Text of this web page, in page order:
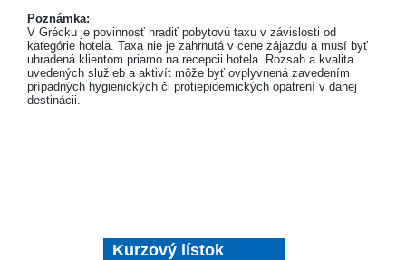
Poznámka:
V Grécku je povinnosť hradiť pobytovú taxu v závislosti od
kategórie hotela. Taxa nie je zahrnutá v cene zájazdu a musí byť
uhradená klientom priamo na recepcii hotela. Rozsah a kvalita
uvedených služieb a aktivít môže byť ovplyvnená zavedením
prípadných hygienických či protiepidemických opatrení v danej
destinácii.
Kurzový lístok